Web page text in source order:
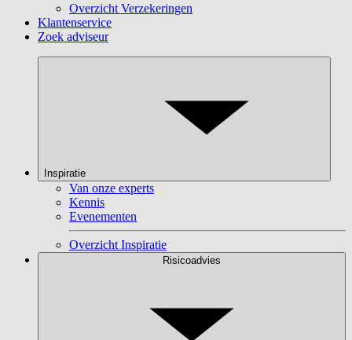
Overzicht Verzekeringen
Klantenservice
Zoek adviseur
Inspiratie
Van onze experts
Kennis
Evenementen
Overzicht Inspiratie
Risicoadvies